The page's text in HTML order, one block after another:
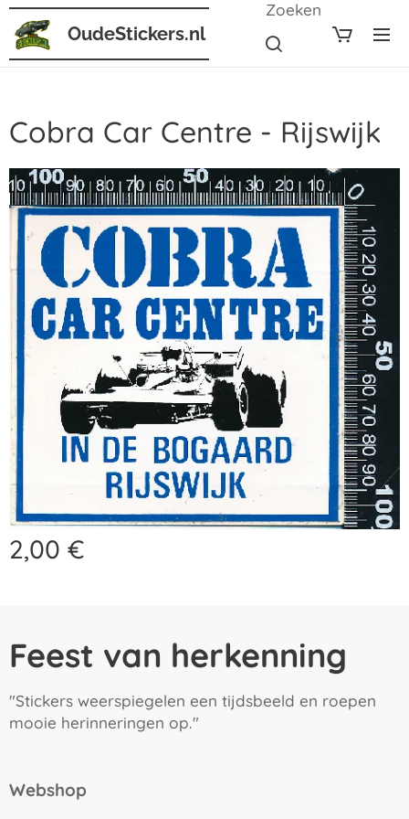
OudeStickers.nl
Zoeken
Cobra Car Centre - Rijswijk
2,00 €
Feest van herkenning
"Stickers weerspiegelen een tijdsbeeld en roepen
mooie herinneringen op."
Webshop